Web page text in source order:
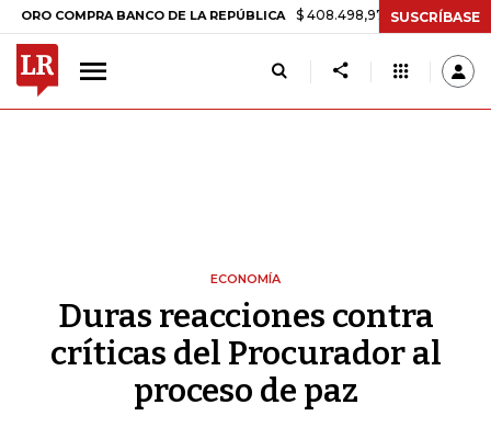
COMPRA BANCO DE LA REPÚBLICA $ 408.498,97 +$ 8.753,81 +2,19%
SUSCRÍBASE
ECONOMÍA
Duras reacciones contra
críticas del Procurador al
proceso de paz